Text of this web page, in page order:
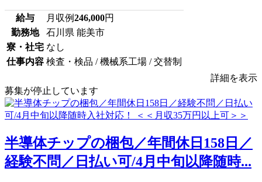
給与 月収例246,000円
勤務地
石川県 能美市
寮・社宅 なし
仕事内容 検査・検品 / 機械系工場 / 交替制
詳細を表示
募集が停止しています
半導体チップの梱包／年間休日158日／
経験不問／日払い可/4月中旬以降随時...